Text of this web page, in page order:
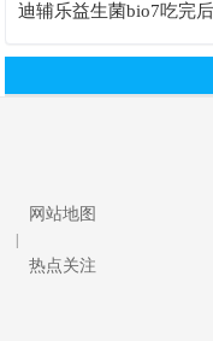
迪辅乐益生菌bio7吃完
网站地图
热点关注